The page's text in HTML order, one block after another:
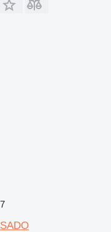
7
SADO